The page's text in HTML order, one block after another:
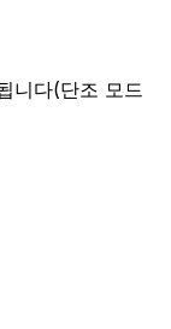
니다(단조 모드